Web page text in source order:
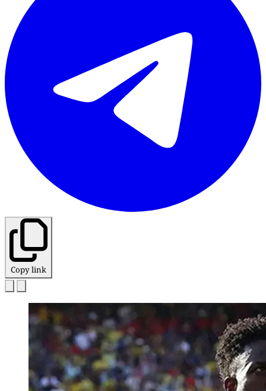
Copy link